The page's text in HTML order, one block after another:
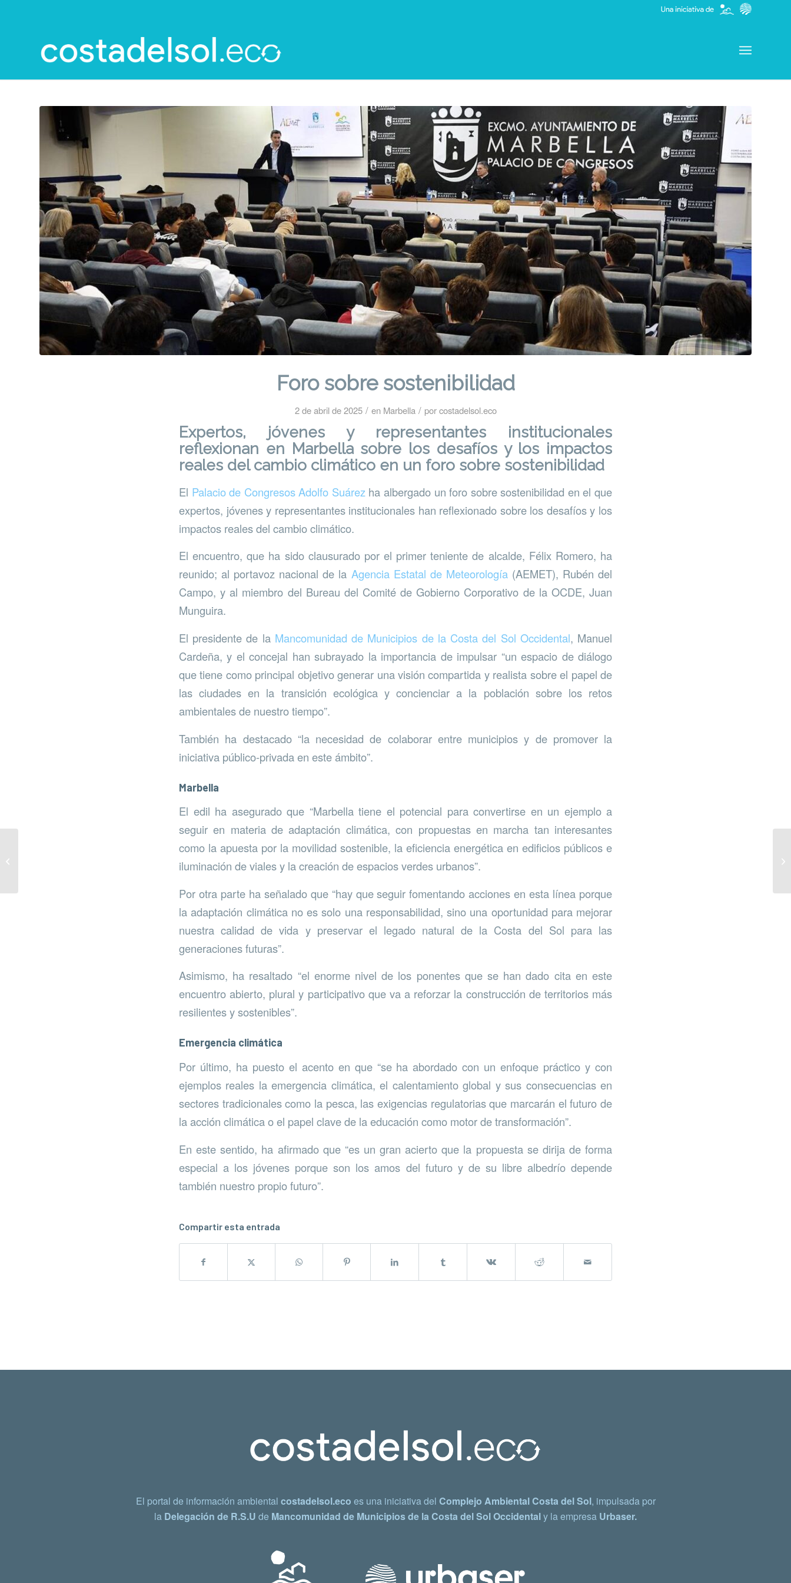
Foro sobre sostenibilidad
2 de abril de 2025 / en Marbella / porcostadelsol.eco
Expertos, jóvenes y representantes institucionales
reflexionan en Marbella sobre los desafíos y los impactos
reales del cambio climático en un foro sobre sostenibilidad
El Palacio de Congresos Adolfo Suárez ha albergado un foro sobre sostenibilidad en el que
expertos, jóvenes y representantes institucionales han reflexionado sobre los desafíos y los
impactos reales del cambio climático.
El encuentro, que ha sido clausurado por el primer teniente de alcalde, Félix Romero, ha
reunido; al portavoz nacional de la Agencia Estatal de Meteorología(AEMET), Rubén del
Campo, y al miembro del Bureau del Comité de Gobierno Corporativo de la OCDE, Juan
Munguira.
El presidente de la Mancomunidad de Municipios de la Costa del Sol Occidental, Manuel
Cardeña, y el concejal han subrayado la importancia de impulsar “un espacio de diálogo
que tiene como principal objetivo generar una visión compartida y realista sobre el papel de
las ciudades en la transición ecológica y concienciar a la población sobre los retos
ambientales de nuestro tiempo”.
También ha destacado “la necesidad de colaborar entre municipios y de promover la
iniciativa público-privada en este ámbito”.
Marbella
El edil ha asegurado que “Marbella tiene el potencial para convertirse en un ejemplo a
seguir en materia de adaptación climática, con propuestas en marcha tan interesantes
como la apuesta por la movilidad sostenible, la eficiencia energética en edificios públicos e
iluminación de viales y la creación de espacios verdes urbanos”.
Por otra parte ha señalado que “hay que seguir fomentando acciones en esta línea porque
la adaptación climática no es solo una responsabilidad, sino una oportunidad para mejorar
nuestra calidad de vida y preservar el legado natural de la Costa del Sol para las
generaciones futuras”.
Asimismo, ha resaltado “el enorme nivel de los ponentes que se han dado cita en este
encuentro abierto, plural y participativo que va a reforzar la construcción de territorios más
resilientes y sostenibles”.
Emergencia climática
Por último, ha puesto el acento en que “se ha abordado con un enfoque práctico y con
ejemplos reales la emergencia climática, el calentamiento global y sus consecuencias en
sectores tradicionales como la pesca, las exigencias regulatorias que marcarán el futuro de
la acción climática o el papel clave de la educación como motor de transformación”.
En este sentido, ha afirmado que “es un gran acierto que la propuesta se dirija de forma
especial a los jóvenes porque son los amos del futuro y de su libre albedrío depende
también nuestro propio futuro”.
Compartir esta entrada
El portal de información ambiental costadelsol.eco es una iniciativa del Complejo Ambiental Costa del Sol, impulsada por
la Delegación de R.S.U de Mancomunidad de Municipios de la Costa del Sol Occidentaly la empresa Urbaser.